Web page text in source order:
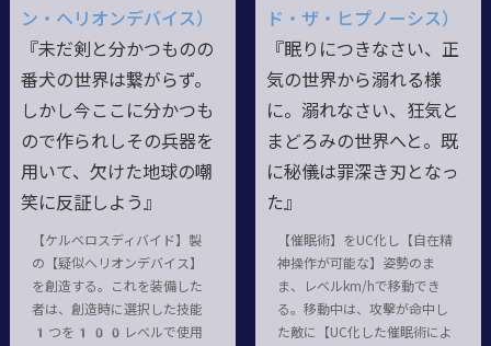
ン・ヘリオンデバイス）
『未だ剣と分かつものの
番犬の世界は繋がらず。
しかし今ここに分かつも
ので作られしその兵器を
用いて、欠けた地球の嘲
笑に反証しよう』
【ケルベロスディバイド】製
の【疑似へリオンデバイス】
を創造する。これを装備した
者は、創造時に選択した技能
1つを100レベルで使用
ド・ザ・ヒプノーシス）
『眠りにつきなさい、正
気の世界から溺れる様
に。溺れなさい、狂気と
まどろみの世界へと。既
に秘儀は罪深き刃となっ
た』
【催眠術】をUC化し【自在精
神操作が可能な】姿勢のま
ま、レベルkm/hで移動でき
る。移動中は、攻擊が命中し
た敵に【UC化した催眠術によ